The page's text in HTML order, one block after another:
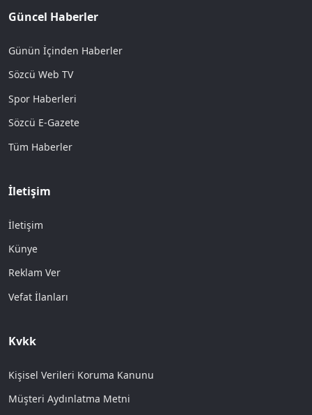
Güncel Haberler
Günün İçinden Haberler
Sözcü Web TV
Spor Haberleri
Sözcü E-Gazete
Tüm Haberler
İletişim
İletişim
Künye
Reklam Ver
Vefat İlanları
Kvkk
Kişisel Verileri Koruma Kanunu
Müşteri Aydınlatma Metni